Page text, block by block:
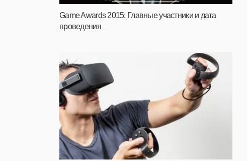
Game Awards 2015: Главные участники и дата
проведения